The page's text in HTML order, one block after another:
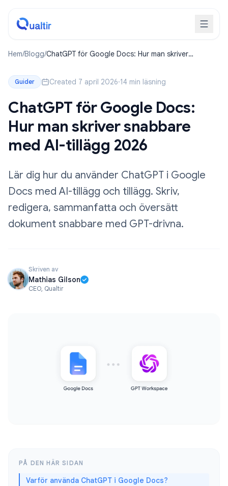
Hem/Blogg/ChatGPT för Google Docs: Hur man skriver
Guider Created 7 april 2026·14 min läsning
ChatGPT för Google Docs:
Hur man skriver snabbare
med AI-tillägg 2026
Lär dig hur du använder ChatGPT i Google
Docs med AI-tillägg och tillägg. Skriv,
redigera, sammanfatta och översätt
dokument snabbare med GPT-drivna.
Skriven av
Mathias Gilson
CEO, Qualtir
PÅ DEN HÄR SIDAN
Varför använda ChatGPT i Google Docs?